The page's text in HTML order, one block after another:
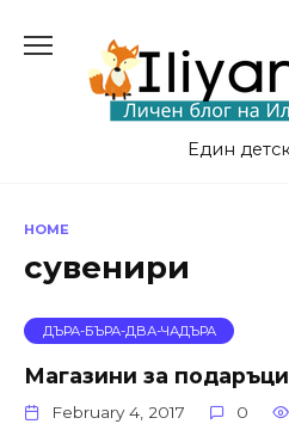
Един
HOME
сувенири
ДЪРА-БЪРА-ДВА-ЧАДЪРА
Магазини за
February 4, 2017 0